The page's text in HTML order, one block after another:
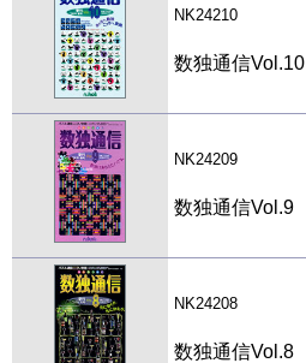
NK24210
数独通信Vol.10
NK24209
数独通信Vol.9
NK24208
数独通信Vol.8